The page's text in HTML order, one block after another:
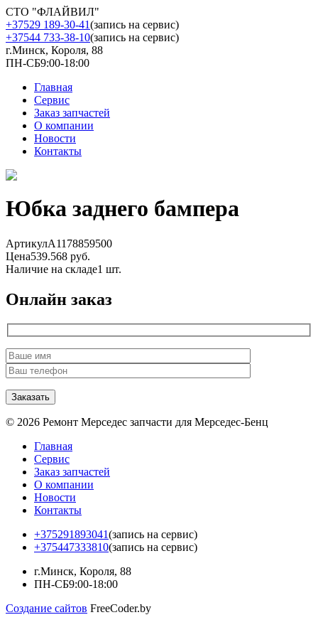
СТО "ФЛАЙВИЛ"
+37529 189-30-41(запись на сервис)
+37544 733-38-10(запись на сервис)
г.Минск, Короля, 88
ПН-СБ9:00-18:00
Главная
Сервис
Заказ запчастей
О компании
Новости
Контакты
Юбка заднего бампера
АртикулA1178859500
Цена539.568 руб.
Наличие на складе1 шт.
Онлайн заказ
© 2026 Ремонт Мерседес запчасти для Мерседес-Бенц
Главная
Сервис
Заказ запчастей
О компании
Новости
Контакты
+375291893041(запись на сервис)
+375447333810(запись на сервис)
г.Минск, Короля, 88
ПН-СБ9:00-18:00
Создание сайтов FreeCoder.by